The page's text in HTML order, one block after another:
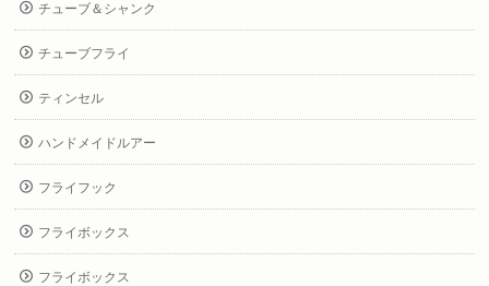
チューブ＆シャンク
チューブフライ
ティンセル
ハンドメイドルアー
フライフック
フライボックス
フライボックス